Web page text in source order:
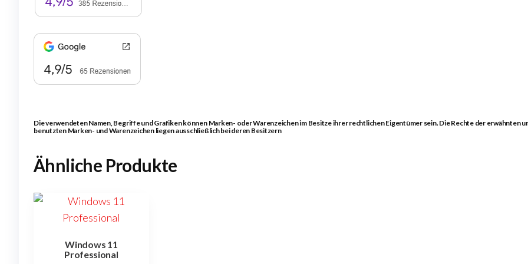
Die verwendeten Namen, Begriffe und Grafiken können Marken- oder Warenzeichen im Besitze ihrer rechtlichen Eigentümer sein. Die Rechte der erwähnten
benutzten Marken- und Warenzeichen liegen ausschließlich bei deren Besitzern
Ähnliche Produkte
Windows 11
Professional